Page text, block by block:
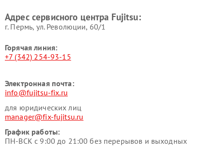
Адрес сервисного центра Fujitsu:
г. Пермь, ул. ​Революции, 60/1
Горячая линия:
+7 (342) 254-93-15
Электронная почта:
info@fujitsu-fix.ru
для юридических лиц
manager@fix-fujitsu.ru
График работы:
ПН-ВСК с 9:00 до 21:00 без перерывов и выходных